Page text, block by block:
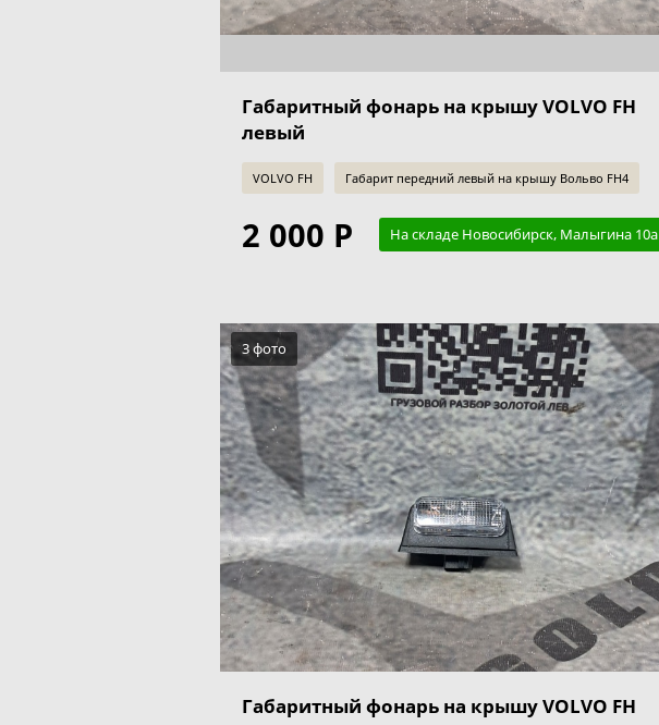
Габаритный фонарь на крышу VOLVO FH
левый
VOLVO FH Габарит передний левый на крышу Вольво FH4
2 000 Р На складе Новосибирск, Малыгина 10а
3 фото
Габаритный фонарь на крышу VOLVO FH